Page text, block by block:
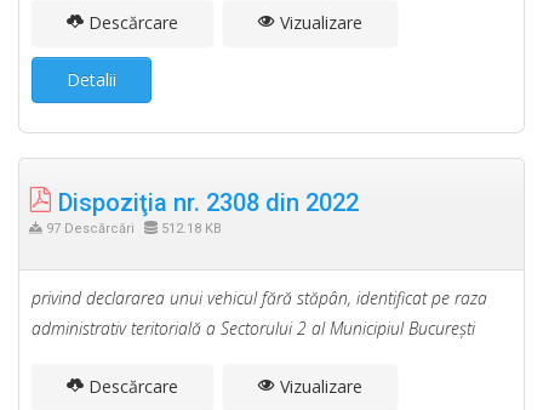
Descărcare Vizualizare
Detalii
Dispoziţia nr. 2308 din 2022
97 Descărcări 512.18 KB
privind declararea unui vehicul fără stăpân, identificat pe raza
administrativ teritorială a Sectorului 2 al Municipiul Bucureşti
Descărcare Vizualizare